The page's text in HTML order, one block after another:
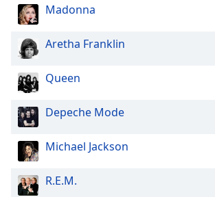
Madonna
Aretha Franklin
Queen
Depeche Mode
Michael Jackson
R.E.M.